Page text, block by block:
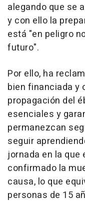
alegando que se
y con ello la
está "en peligro
futuro".
Por ello, ha
bien financiada y
propagación del
esenciales y
permanezcan
seguir
jornada en la que
confirmado la
causa, lo que
personas de 15